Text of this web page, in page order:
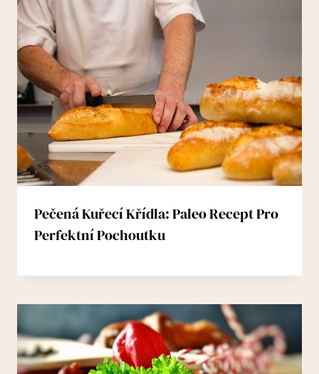
Pečená Kuřecí Křídla: Paleo Recept Pro
Perfektní Pochoutku